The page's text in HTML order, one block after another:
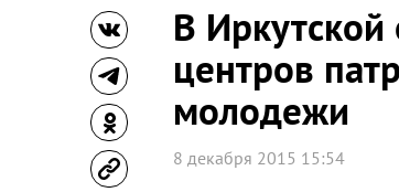
В
центров
молодежи
8 декабря 2015 15:54